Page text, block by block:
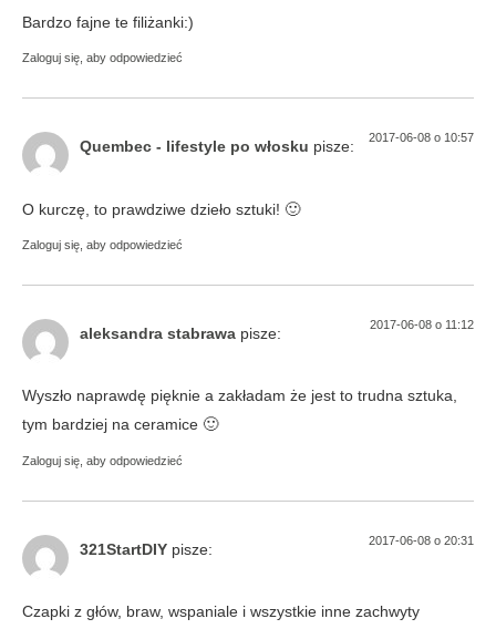
Bardzo fajne te filiżanki:)
Zaloguj się, aby odpowiedzieć
Quembec - lifestyle po włosku pisze: 2017-06-08 o 10:57
O kurczę, to prawdziwe dzieło sztuki! 🙂
Zaloguj się, aby odpowiedzieć
aleksandra stabrawa pisze: 2017-06-08 o 11:12
Wyszło naprawdę pięknie a zakładam że jest to trudna sztuka,
tym bardziej na ceramice 🙂
Zaloguj się, aby odpowiedzieć
321StartDIY pisze: 2017-06-08 o 20:31
Czapki z głów, braw, wspaniale i wszystkie inne zachwyty